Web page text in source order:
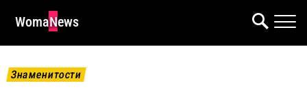
WomaNews
Знаменитости